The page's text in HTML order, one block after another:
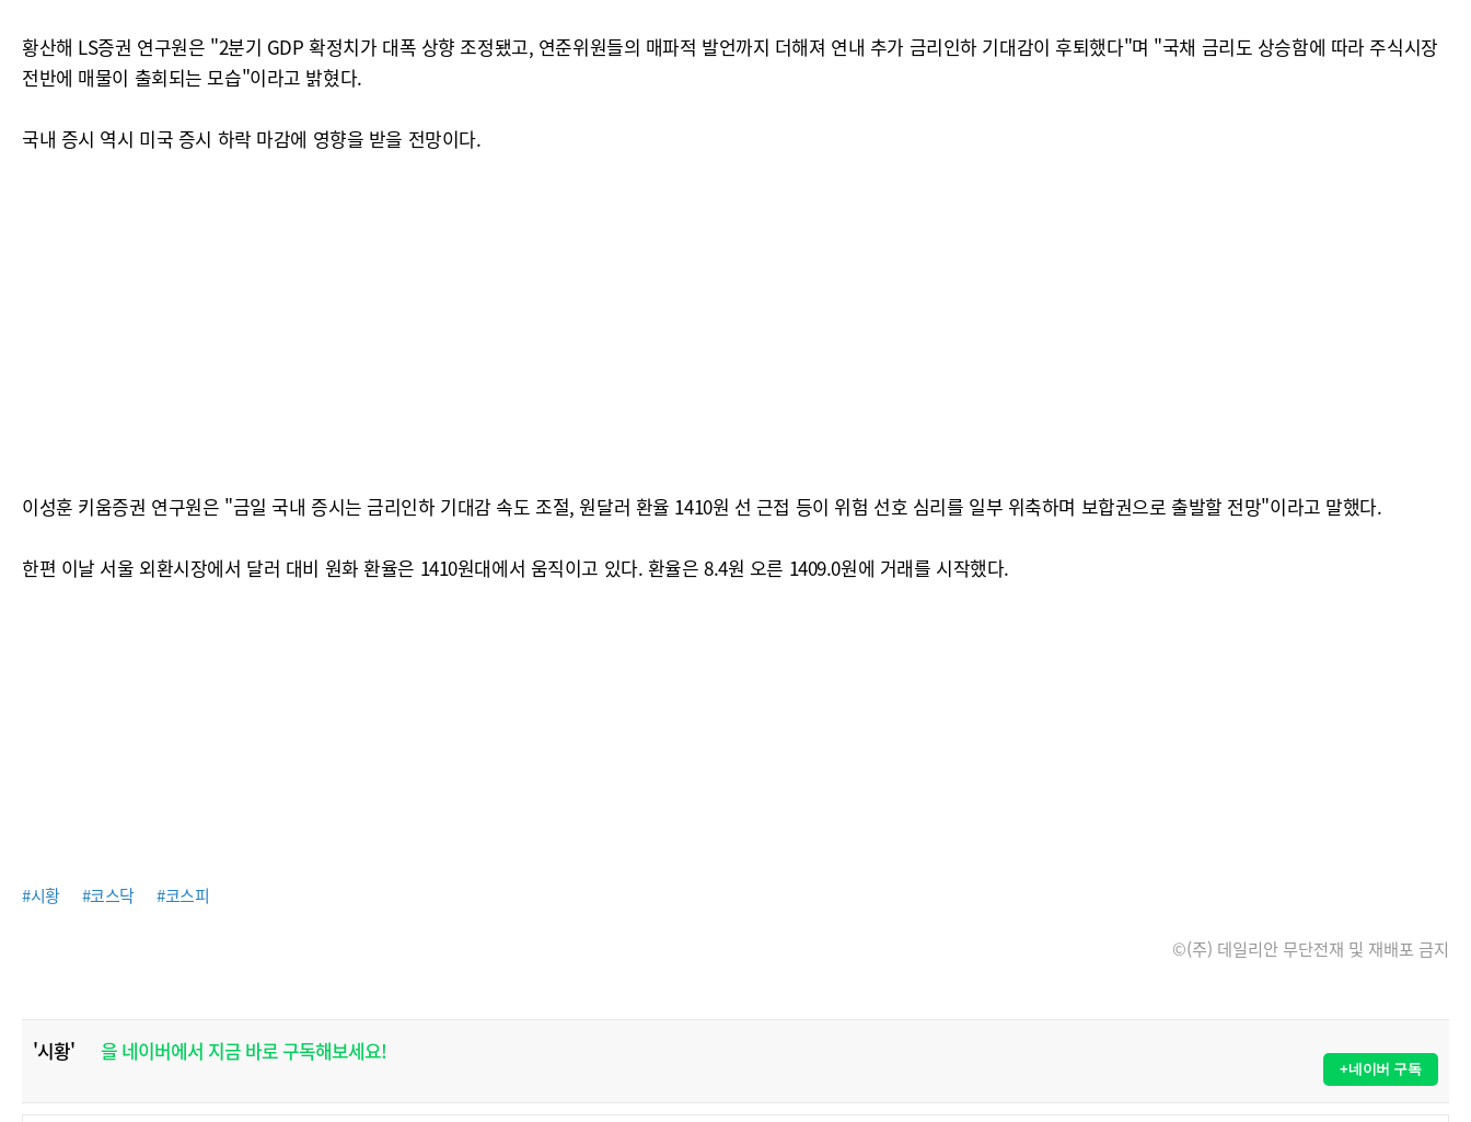
황산해 LS증권 연구원은 "2분기 GDP 확정치가 대폭 상향 조정됐고, 연준위원들의 매파적 발언까지 더해져 연내 추가 금리인하 기대감이 후퇴했다"며 "국채 금리도 상승함에 따라 주식시장
전반에 매물이 출회되는 모습"이라고 밝혔다.
국내 증시 역시 미국 증시 하락 마감에 영향을 받을 전망이다.
이성훈 키움증권 연구원은 "금일 국내 증시는 금리인하 기대감 속도 조절, 원달러 환율 1410원 선 근접 등이 위험 선호 심리를 일부 위축하며 보합권으로 출발할 전망"이라고 말했다.
한편 이날 서울 외환시장에서 달러 대비 원화 환율은 1410원대에서 움직이고 있다. 환율은 8.4원 오른 1409.0원에 거래를 시작했다.
#시황 #코스닥 #코스피
©(주) 데일리안 무단전재 및 재배포 금지
'시황' 을 네이버에서 지금 바로 구독해보세요!
+네이버 구독